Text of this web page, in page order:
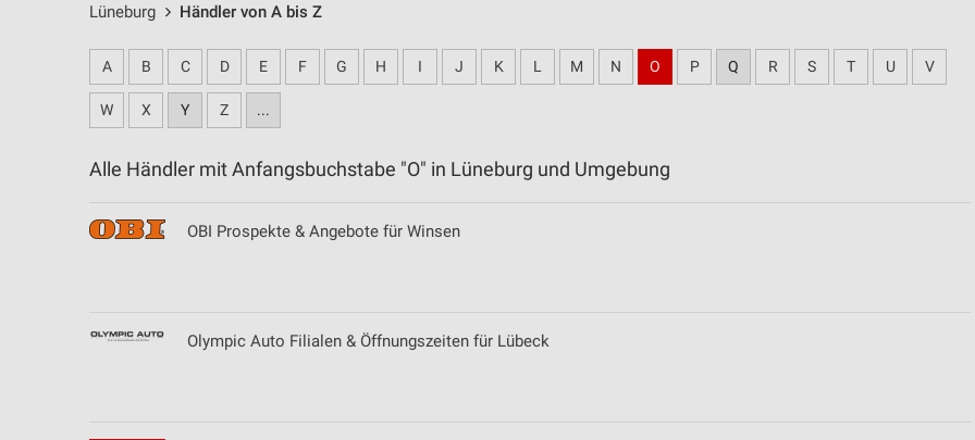
Lüneburg Händler von A bis Z
A B C D E F G H I J K L M N O P Q R S T U V
W X Y Z ...
Alle Händler mit Anfangsbuchstabe "O" in Lüneburg und Umgebung
OBI Prospekte & Angebote für Winsen
Olympic Auto Filialen & Öffnungszeiten für Lübeck